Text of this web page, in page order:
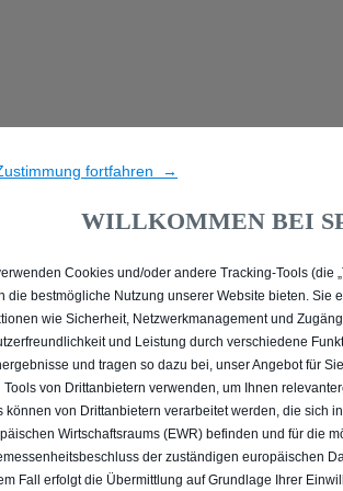
ALLE
fortfahren →
WILLKOMMEN BEI
Cookies und/oder andere Tracking-Tools (die
die bestmögliche Nutzung unserer Website bieten. Sie
wie Sicherheit, Netzwerkmanagement und
und Leistung durch verschiedene
und tragen so dazu bei, unser Angebot für
Tools von Drittanbietern verwenden, um Ihnen
können von Drittanbietern verarbeitet werden, die sich
Wirtschaftsraums (EWR) befinden und für die
der zuständigen europäischen
Fall erfolgt die Übermittlung auf Grundlage Ihrer